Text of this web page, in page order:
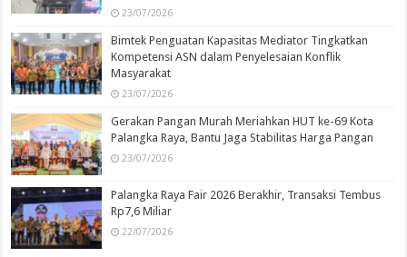
23/07/2026
Bimtek Penguatan Kapasitas Mediator Tingkatkan
Kompetensi ASN dalam Penyelesaian Konflik
Masyarakat
23/07/2026
Gerakan Pangan Murah Meriahkan HUT ke-69 Kota
Palangka Raya, Bantu Jaga Stabilitas Harga Pangan
23/07/2026
Palangka Raya Fair 2026 Berakhir, Transaksi Tembus
Rp7,6 Miliar
22/07/2026